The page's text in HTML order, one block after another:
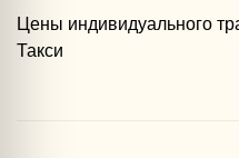
Цены индивидуального
Такси